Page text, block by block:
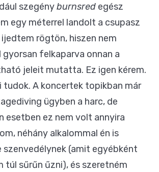
szegényburnsred egész
egy méterrel landolt a csupasz
rögtön, hiszen nem
felkaparva onnan a
jeleit mutatta. Ez igen kérem.
tudok. A koncertek topikban már
ügyben a harc, de
esetben ez nem volt annyira
néhány alkalommal én is
szenvedélynek (amit egyébként
túl sűrűn űzni), és szeretném